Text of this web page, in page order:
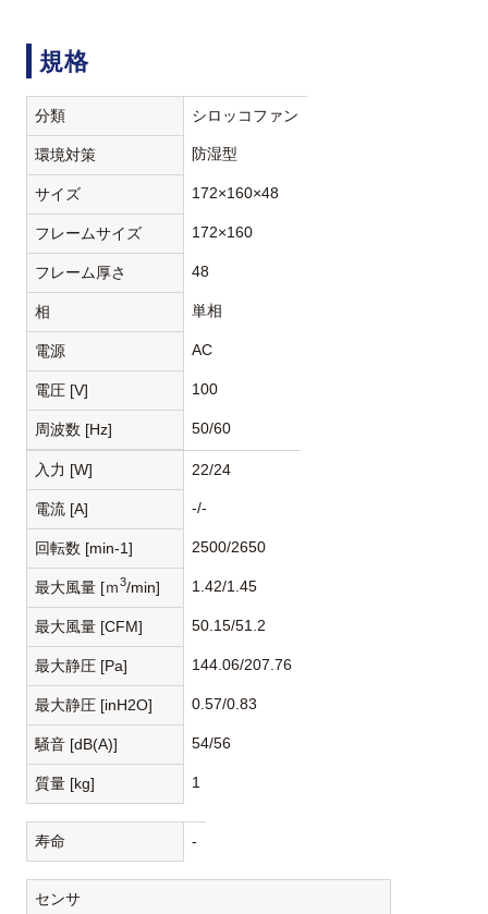
規格
分類 シロッコファン
環境対策 防湿型
サイズ 172×160×48
フレームサイズ 172×160
フレーム厚さ 48
相 単相
電源 AC
電圧 [V] 100
周波数 [Hz] 50/60
入力 [W] 22/24
電流 [A] -/-
回転数 [min-1] 2500/2650
最大風量 [ｍ3/min] 1.42/1.45
最大風量 [CFM] 50.15/51.2
最大静圧 [Pa] 144.06/207.76
最大静圧 [inH2O] 0.57/0.83
騒音 [dB(A)] 54/56
質量 [kg] 1
寿命 -
センサ